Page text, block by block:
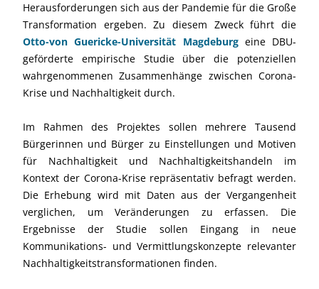
Herausforderungen sich aus der Pandemie für die Große
Transformation ergeben. Zu diesem Zweck führt die
Otto-von Guericke-Universität Magdeburg eine DBU-
geförderte empirische Studie über die potenziellen
wahrgenommenen Zusammenhänge zwischen Corona-
Krise und Nachhaltigkeit durch.
Im Rahmen des Projektes sollen mehrere Tausend
Bürgerinnen und Bürger zu Einstellungen und Motiven
für Nachhaltigkeit und Nachhaltigkeitshandeln im
Kontext der Corona-Krise repräsentativ befragt werden.
Die Erhebung wird mit Daten aus der Vergangenheit
verglichen, um Veränderungen zu erfassen. Die
Ergebnisse der Studie sollen Eingang in neue
Kommunikations- und Vermittlungskonzepte relevanter
Nachhaltigkeitstransformationen finden.